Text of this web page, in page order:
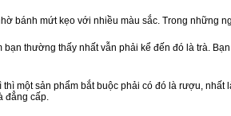
bánh mứt kẹo với nhiều màu sắc. Trong những
thường thấy nhất vẫn phải kể đến đó là trà.
thì một sản phẩm bắt buộc phải có đó là rượu,
đẳng cấp.